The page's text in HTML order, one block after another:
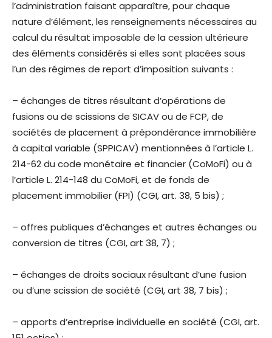
l’administration faisant apparaître, pour chaque
nature d’élément, les renseignements nécessaires au
calcul du résultat imposable de la cession ultérieure
des éléments considérés si elles sont placées sous
l’un des régimes de report d’imposition suivants :
– échanges de titres résultant d’opérations de
fusions ou de scissions de SICAV ou de FCP, de
sociétés de placement à prépondérance immobilière
à capital variable (SPPICAV) mentionnées à l’article L.
214-62 du code monétaire et financier (CoMoFi) ou à
l’article L. 214-148 du CoMoFi, et de fonds de
placement immobilier (FPI) (CGI, art. 38, 5 bis) ;
– offres publiques d’échanges et autres échanges ou
conversion de titres (CGI, art 38, 7) ;
– échanges de droits sociaux résultant d’une fusion
ou d’une scission de société (CGI, art 38, 7 bis) ;
– apports d’entreprise individuelle en société (CGI, art.